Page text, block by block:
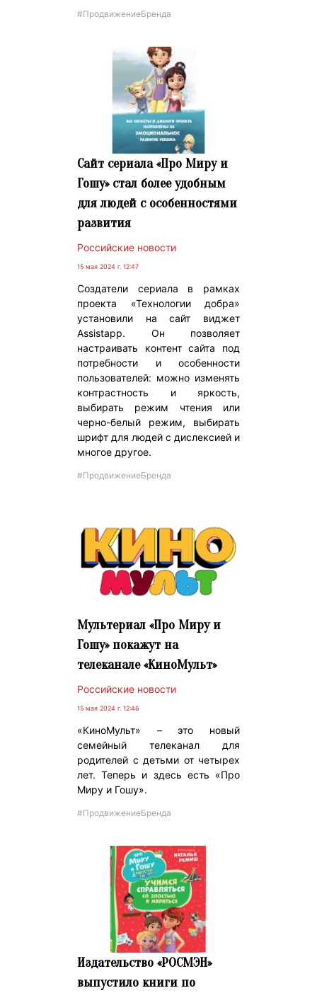
#ПродвижениеБренда
Сайт сериала «Про Миру и
Гошу» стал более удобным
для людей с особенностями
развития
Российские новости
15 мая 2024 г. 12:47
Создатели сериала в рамках
проекта «Технологии добра»
установили на сайт виджет
Assistapp. Он позволяет
настраивать контент сайта под
потребности и особенности
пользователей: можно изменять
контрастность и яркость,
выбирать режим чтения или
черно-белый режим, выбирать
шрифт для людей с дислексией и
многое другое.
#ПродвижениеБренда
Мультериал «Про Миру и
Гошу» покажут на
телеканале «КиноМульт»
Российские новости
15 мая 2024 г. 12:46
«КиноМульт» – это новый
семейный телеканал для
родителей с детьми от четырех
лет. Теперь и здесь есть «Про
Миру и Гошу».
#ПродвижениеБренда
Издательство «РОСМЭН»
выпустило книги по